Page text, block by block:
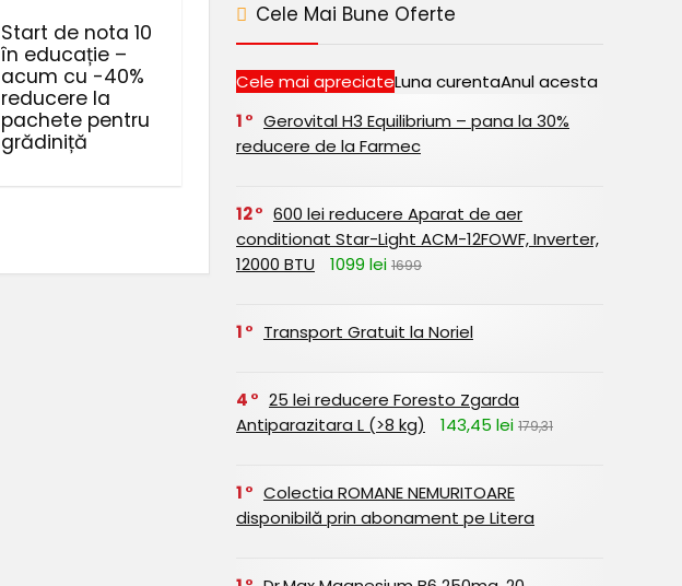
Start de nota 10
în educație –
acum cu -40%
reducere la
pachete pentru
grădiniță
Cele Mai Bune Oferte
Cele mai apreciateLuna curentaAnul acesta
1
Gerovital H3 Equilibrium – pana la 30%
reducere de la Farmec
12
600 lei reducere Aparat de aer
conditionat Star-Light ACM-12FOWF, Inverter,
12000 BTU
1099 lei 1699
1 Transport Gratuit la Noriel
4
25 lei reducere Foresto Zgarda
Antiparazitara L (>8 kg)
143,45 lei 179,31
1
Colectia ROMANE NEMURITOARE
disponibilă prin abonament pe Litera